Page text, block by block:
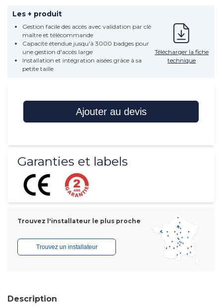
Les + produit
Gestion facile des accès avec validation par clé
maître et télécommande
Capacité étendue jusqu'à 3000 badges pour
une gestion d'accès large
Installation et intégration aisées grâce à sa
petite taille
Télécharger la fiche
technique
Ajouter au devis
Garanties et labels
Trouvez l'installateur le plus proche
Trouvez un installateur
Description